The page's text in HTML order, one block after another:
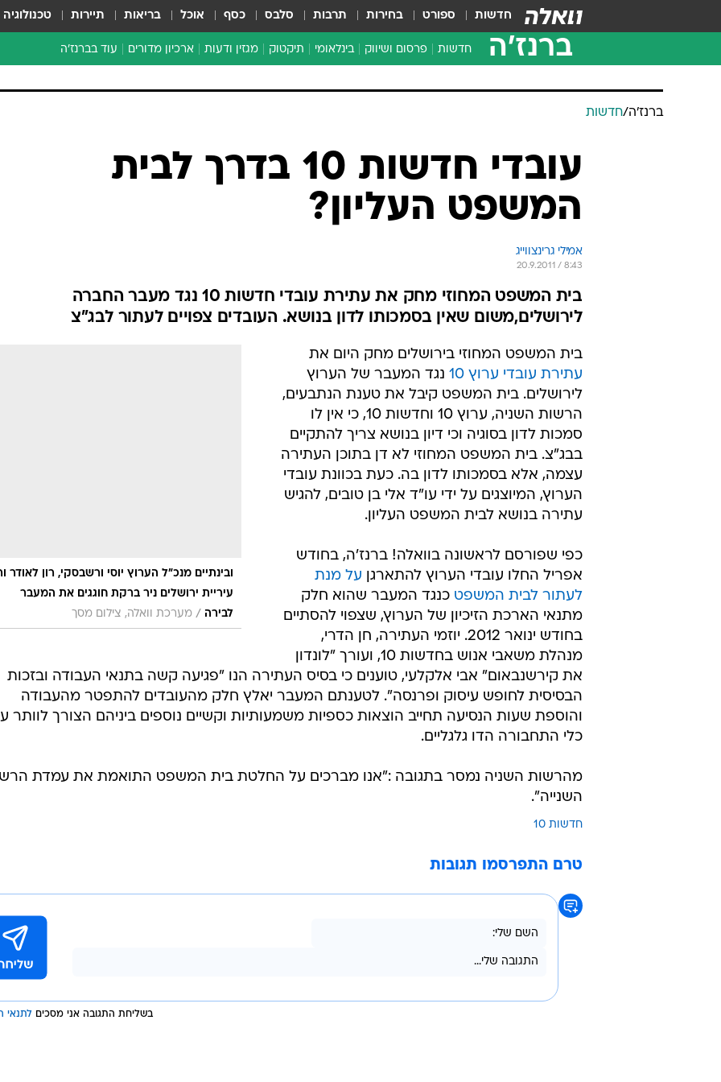
חדשות ספורט בחירות תרבות סלבס כסף אוכל בריאות תיירות טכנולוגיה
ברנז'ה חדשות פרסום ושיווק בינלאומי תיקטוק מגזין ודעות ארכיון מדורים עוד בברנז'ה
ברנז'ה/חדשות
עובדי חדשות 10 בדרך לבית
המשפט העליון?
אמילי גרינצווייג
20.9.2011 / 8:43
בית המשפט המחוזי מחק את עתירת עובדי חדשות 10 נגד מעבר החברה
לירושלים,משום שאין בסמכותו לדון בנושא. העובדים צפויים לעתור לבג"צ
ובינתיים מנכ"ל הערוץ יוסי ורשבסקי, רון לאודר
עיריית ירושלים ניר ברקת חוגגים את המעבר
לבירה / מערכת וואלה, צילום מסך
בית המשפט המחוזי בירושלים מחק היום את
עתירת עובדי ערוץ 10
נגד המעבר של הערוץ
לירושלים. בית המשפט קיבל את טענת הנתבעים,
הרשות השניה, ערוץ 10 וחדשות 10, כי אין לו
סמכות לדון בסוגיה וכי דיון בנושא צריך להתקיים
בבג"צ. בית המשפט המחוזי לא דן בתוכן העתירה
עצמה, אלא בסמכותו לדון בה. כעת בכוונת עובדי
הערוץ, המיוצגים על ידי עו"ד אלי בן טובים, להגיש
עתירה בנושא לבית המשפט העליון.
כפי שפורסם לראשונה בוואלה! ברנז'ה, בחודש
אפריל החלו עובדי הערוץ להתארגן על מנת
לעתור לבית המשפט כנגד המעבר שהוא חלק
מתנאי הארכת הזיכיון של הערוץ, שצפוי להסתיים
בחודש ינואר 2012. יוזמי העתירה, חן הדרי,
מנהלת משאבי אנוש בחדשות 10, ועורך "לונדון
את קירשנבאום" אבי אלקלעי, טוענים כי בסיס העתירה הנו "פגיעה קשה בתנאי העבודה ובזכות
הבסיסית לחופש עיסוק ופרנסה". לטענתם המעבר יאלץ חלק מהעובדים להתפטר מהעבודה
והוספת שעות הנסיעה תחייב הוצאות כספיות משמעותיות וקשיים נוספים ביניהם הצורך לוותר
כלי התחבורה הדו גלגליים.
מהרשות השניה נמסר בתגובה :"אנו מברכים על החלטת בית המשפט התואמת את עמדת
השנייה".
חדשות 10
טרם התפרסמו תגובות
בשליחת התגובה אני מסכים לתנאי